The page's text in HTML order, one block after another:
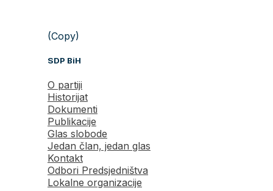
(Copy)
SDP BiH
O partiji
Historijat
Dokumenti
Publikacije
Glas slobode
Jedan član, jedan glas
Kontakt
Odbori Predsjedništva
Lokalne organizacije